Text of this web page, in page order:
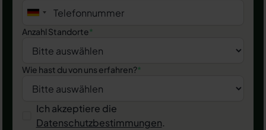
Anzahl Standorte*
Wie hast du von uns erfahren?*
Ich akzeptiere die
Datenschutzbestimmungen.